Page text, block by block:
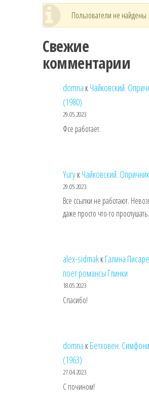
Пользователи не найдены
Свежие
комментарии
domna кЧайковский.
(1980)
29.05.2023
Фсе работает.
YuryкЧайковский.
29.05.2023
Все ссылки не работают.
даже просто что-то прослушать.
alex-sidmakкГалина
поет романсы Глинки
18.05.2023
Спасибо!
domna кБетховен.
(1963)
27.04.2023
С почином!